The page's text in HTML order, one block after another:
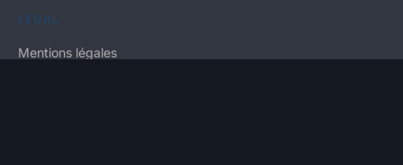
LÉGAL
Mentions légales